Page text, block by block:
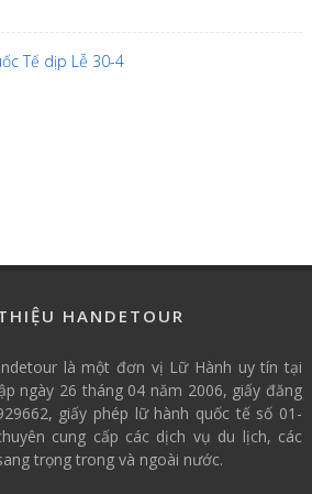
Tế dịp Lễ 30-4
HANDETOUR
là một đơn vị Lữ Hành uy tín tại
ngày 26 tháng 04 năm 2006, giấy đăng
giấy phép lữ hành quốc tế số 01-
cung cấp các dịch vụ du lịch, các
trọng trong và ngoài nước.